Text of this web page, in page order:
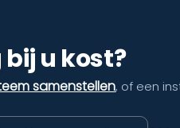
u kost?
samenstellen, of een